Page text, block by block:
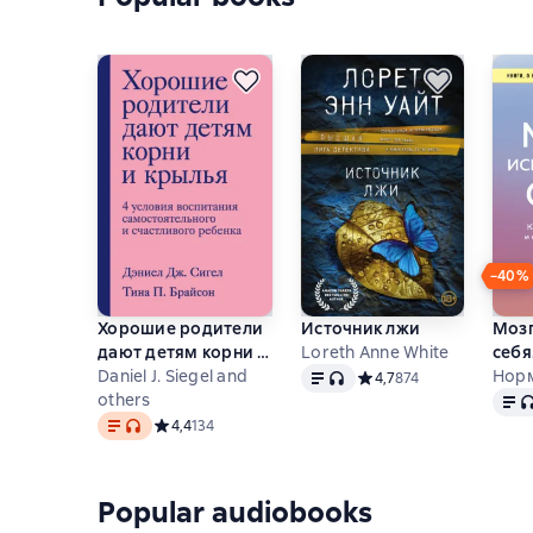
Хорошие родители
дают детям корни и
крылья. 4 условия
воспитания
самостоятельного и
счастливого
Daniel J. Siegel and
others
Text, audio format available
Средний рейтинг 4,4 на основе 134 оценок
4,4134
Источник лжи
Loreth Anne White
Text, audio format available
Средний рейтинг 4,7 на
4,7874
−40%
Text,
Popular audiobooks